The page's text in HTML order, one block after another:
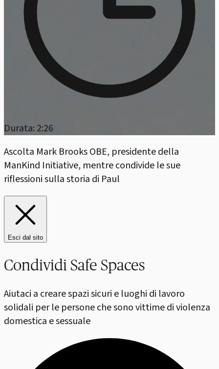
Durata: 2:26
Ascolta Mark Brooks OBE, presidente della
ManKind Initiative, mentre condivide le sue
riflessioni sulla storia di Paul
Esci dal sito
Condividi Safe Spaces
Aiutaci a creare spazi sicuri e luoghi di lavoro
solidali per le persone che sono vittime di violenza
domestica e sessuale